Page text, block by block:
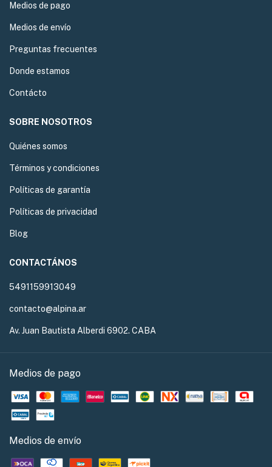
Medios de pago
Medios de envío
Preguntas frecuentes
Donde estamos
Contácto
SOBRE NOSOTROS
Quiénes somos
Términos y condiciones
Políticas de garantía
Políticas de privacidad
Blog
CONTACTÁNOS
5491159913049
contacto@alpina.ar
Av. Juan Bautista Alberdi 6902. CABA
Medios de pago
Medios de envío